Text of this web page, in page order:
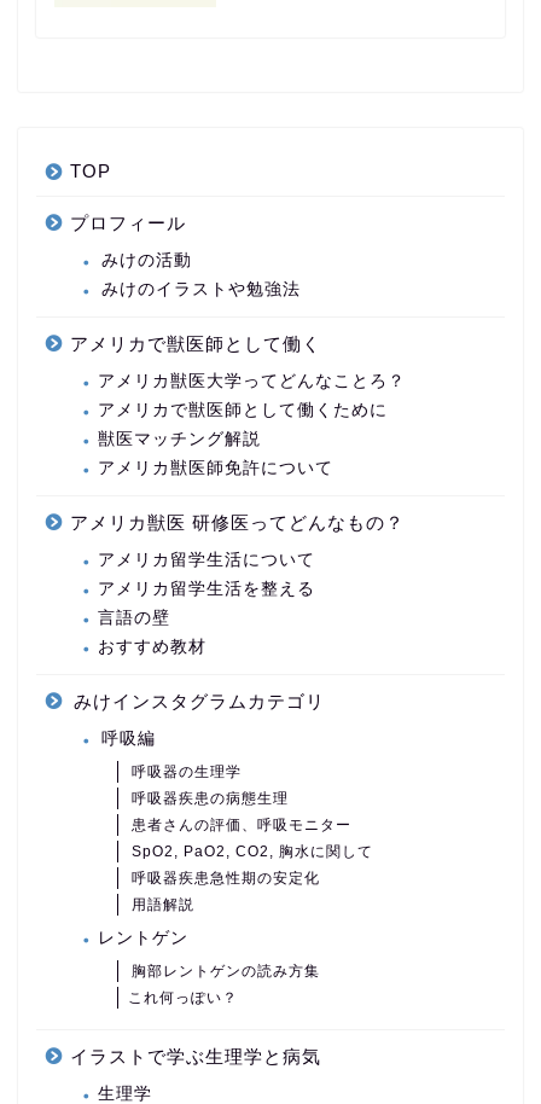
TOP
プロフィール
みけの活動
みけのイラストや勉強法
アメリカで獣医師として働く
アメリカ獣医大学ってどんなことろ？
アメリカで獣医師として働くために
獣医マッチング解説
アメリカ獣医師免許について
アメリカ獣医 研修医ってどんなもの？
アメリカ留学生活について
アメリカ留学生活を整える
言語の壁
おすすめ教材
みけインスタグラムカテゴリ
呼吸編
呼吸器の生理学
呼吸器疾患の病態生理
患者さんの評価、呼吸モニター
SpO2, PaO2, CO2, 胸水に関して
呼吸器疾患急性期の安定化
用語解説
レントゲン
胸部レントゲンの読み方集
これ何っぽい？
イラストで学ぶ生理学と病気
生理学